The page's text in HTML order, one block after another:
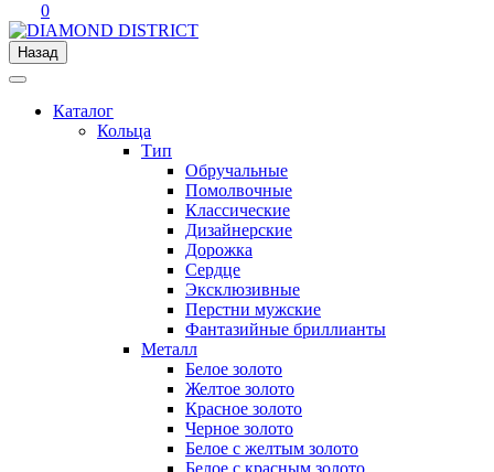
0
Назад
Каталог
Кольца
Тип
Обручальные
Помолвочные
Классические
Дизайнерские
Дорожка
Сердце
Эксклюзивные
Перстни мужские
Фантазийные бриллианты
Металл
Белое золото
Желтое золото
Красное золото
Черное золото
Белое с желтым золото
Белое с красным золото